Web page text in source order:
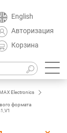
English
Авторизация
Корзина
Electronics
формата